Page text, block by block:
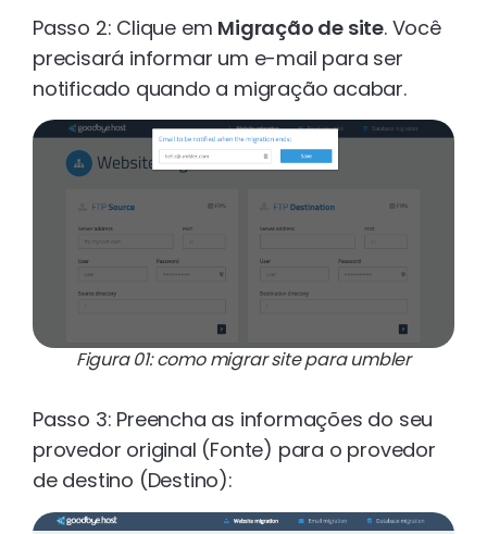
Passo 2: Clique em Migração de site. Você
precisará informar um e-mail para ser
notificado quando a migração acabar.
Figura 01: como migrar site para umbler
Passo 3: Preencha as informações do seu
provedor original (Fonte) para o provedor
de destino (Destino):